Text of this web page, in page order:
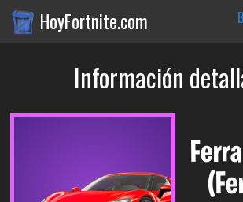
HoyFortnite.com
Información